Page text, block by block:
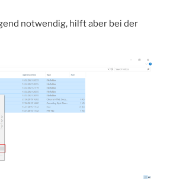
notwendig, hilft aber bei der